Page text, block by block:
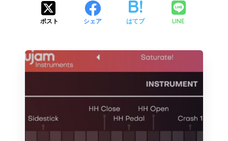
ポスト シェア はてブ LINE